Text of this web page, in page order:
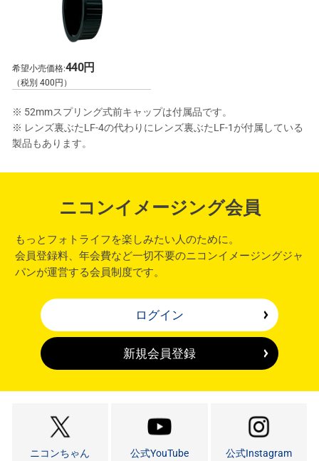
希望小売価格:440円
（税別 400円）
※ 52mmスプリング式前キャップは付属品です。
※ レンズ裏ぶたLF-4の代わりにレンズ裏ぶたLF-1が付属している
製品もあります。
ニコンイメージング会員
もっとフォトライフを楽しみたい人のために。
会員登録料、年会費など一切不要のニコンイメージングジャ
パンが運営する会員制度です。
ログイン
新規会員登録
ニコンちゃん
公式YouTube
公式Instagram